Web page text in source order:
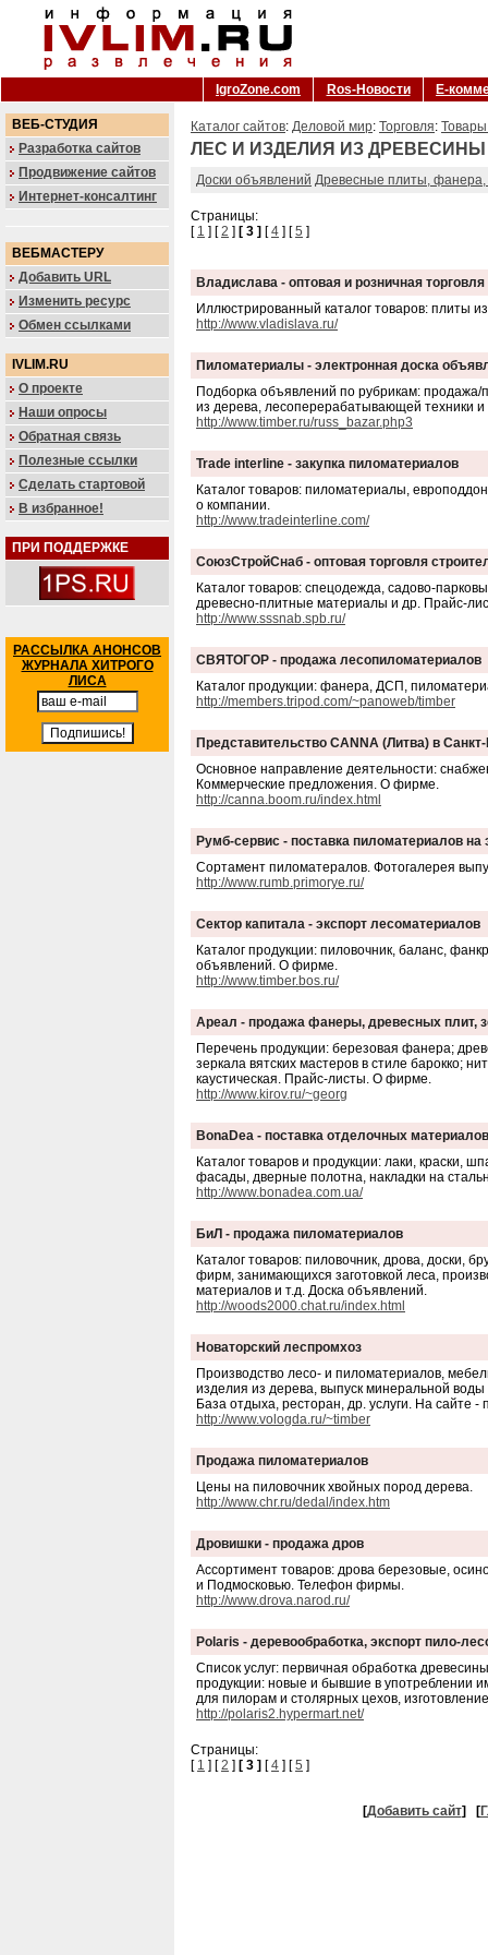
IgroZone.com Ros-Новости Е-
ВЕБ-СТУДИЯ
Разработка сайтов
Продвижение сайтов
Интернет-консалтинг
ВЕБМАСТЕРУ
Добавить URL
Изменить ресурс
Обмен ссылками
IVLIM.RU
О проекте
Наши опросы
Обратная связь
Полезные ссылки
Сделать стартовой
В избранное!
ПРИ ПОДДЕРЖКЕ
РАССЫЛКА АНОНСОВ
ЖУРНАЛА ХИТРОГО
ЛИСА
Каталог сайтов: Деловой мир: Торговля: Товары
ЛЕС И ИЗДЕЛИЯ ИЗ ДРЕВЕСИНЫ
Доски объявлений Древесные плиты,
Страницы:
[ 1 ] [2 ] [ 3 ] [4 ] [5 ]
Владислава - оптовая и розничная
Иллюстрированный каталог товаров: плиты
http://www.vladislava.ru/
Пиломатериалы - электронная доска
Подборка объявлений по рубрикам:
из дерева, лесоперерабатывающей техники
http://www.timber.ru/russ_bazar.php3
Trade interline - закупка пиломатериалов
Каталог товаров: пиломатериалы,
о компании.
http://www.tradeinterline.com/
СоюзСтройСнаб - оптовая торговля
Каталог товаров: спецодежда, садово-
древесно-плитные материалы и др. Прайс-
http://www.sssnab.spb.ru/
СВЯТОГОР - продажа лесопиломатериалов
Каталог продукции: фанера, ДСП,
http://members.tripod.com/~panoweb/timber
Представительство CANNA (Литва) в
Основное направление деятельности:
Коммерческие предложения. О фирме.
http://canna.boom.ru/index.html
Румб-сервис - поставка пиломатериалов на
Сортамент пиломатералов. Фотогалерея
http://www.rumb.primorye.ru/
Сектор капитала - экспорт лесоматериалов
Каталог продукции: пиловочник, баланс,
объявлений. О фирме.
http://www.timber.bos.ru/
Ареал - продажа фанеры, древесных плит,
Перечень продукции: березовая фанера;
зеркала вятских мастеров в стиле барокко;
каустическая. Прайс-листы. О фирме.
http://www.kirov.ru/~georg
BonaDea - поставка отделочных
Каталог товаров и продукции: лаки, краски,
фасады, дверные полотна, накладки на
http://www.bonadea.com.ua/
БиЛ - продажа пиломатериалов
Каталог товаров: пиловочник, дрова, доски,
фирм, занимающихся заготовкой леса,
материалов и т.д. Доска объявлений.
http://woods2000.chat.ru/index.html
Новаторский леспромхоз
Производство лесо- и пиломатериалов,
изделия из дерева, выпуск минеральной
База отдыха, ресторан, др. услуги. На сайте
http://www.vologda.ru/~timber
Продажа пиломатериалов
Цены на пиловочник хвойных пород дерева.
http://www.chr.ru/dedal/index.htm
Дровишки - продажа дров
Ассортимент товаров: дрова березовые,
и Подмосковью. Телефон фирмы.
http://www.drova.narod.ru/
Polaris - деревообработка, экспорт пило-
Список услуг: первичная обработка
продукции: новые и бывшие в употреблении
для пилорам и столярных цехов,
http://polaris2.hypermart.net/
Страницы:
[ 1 ] [2 ] [ 3 ] [4 ] [5 ]
[Добавить сайт] [